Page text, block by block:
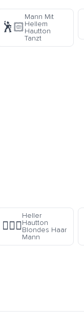
🕺🏻
Mann Mit
Hellem
Hautton
Tanzt
👱🏻‍♂️
Heller
Hautton
Blondes Haar
Mann